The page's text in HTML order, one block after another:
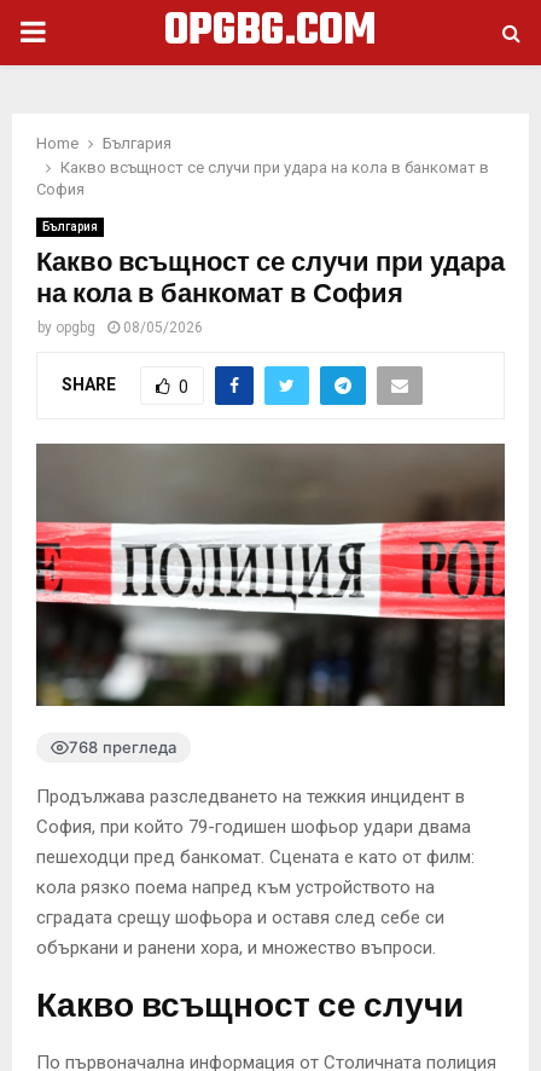
PRIMARY
OPGBG.COM
Home
България
Какво всъщност се случи при удара на кола в банкомат в
София
България
Какво всъщност се случи при удара
на кола в банкомат в София
by opgbg 08/05/2026
SHARE 0
768 прегледа
Продължава разследването на тежкия инцидент в
София, при който 79-годишен шофьор удари двама
пешеходци пред банкомат. Сцената е като от филм:
кола рязко поема напред към устройството на
сградата срещу шофьора и оставя след себе си
объркани и ранени хора, и множество въпроси.
Какво всъщност се случи
По първоначална информация от Столичната полиция